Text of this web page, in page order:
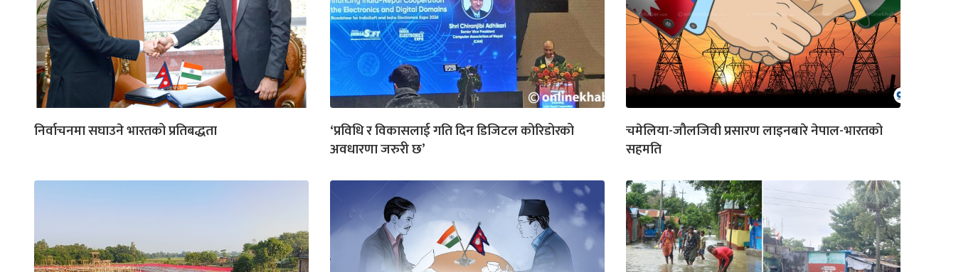
निर्वाचनमा सघाउने भारतको प्रतिबद्धता
‘प्रविधि र विकासलाई गति दिन डिजिटल कोरिडोरको
अवधारणा जरुरी छ’
चमेलिया-जौलजिवी प्रसारण लाइनबारे नेपाल-भारतको
सहमति